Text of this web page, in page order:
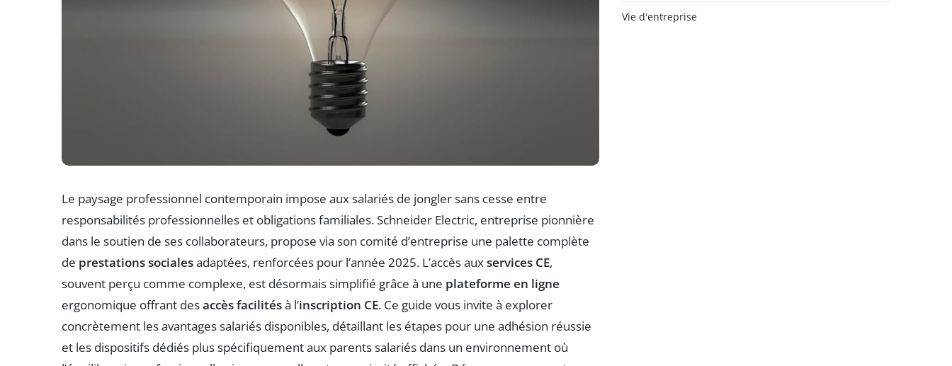
Le paysage professionnel contemporain impose aux salariés de jongler sans cesse entre
responsabilités professionnelles et obligations familiales. Schneider Electric, entreprise pionnière
dans le soutien de ses collaborateurs, propose via son comité d’entreprise une palette complète
de prestations socialesadaptées, renforcées pour l’année 2025. L’accès auxservices CE,
souvent perçu comme complexe, est désormais simplifié grâce à une plateforme en ligne
ergonomique offrant desaccès facilitésà l’inscription CE. Ce guide vous invite à explorer
concrètement les avantages salariés disponibles, détaillant les étapes pour une adhésion réussie
et les dispositifs dédiés plus spécifiquement aux parents salariés dans un environnement où
Vie d'entreprise